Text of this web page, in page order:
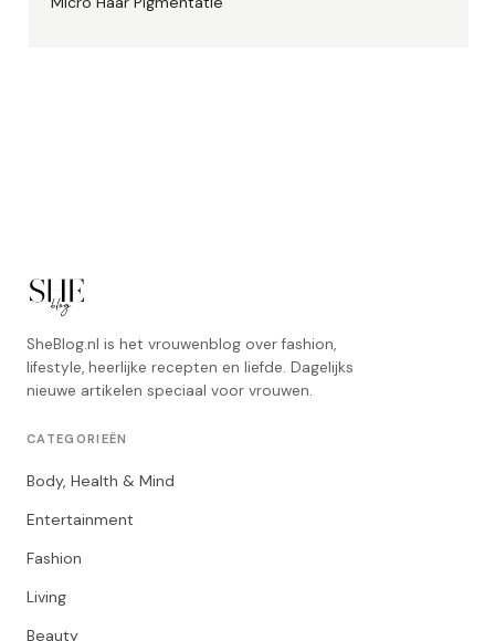
SheBlog.nl is het vrouwenblog over fashion,
lifestyle, heerlijke recepten en liefde. Dagelijks
nieuwe artikelen speciaal voor vrouwen.
CATEGORIEËN
Body, Health & Mind
Entertainment
Fashion
Living
Beauty